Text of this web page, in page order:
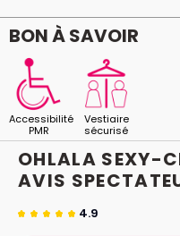
À découvrir
A Savoir :
Pré-show 1h30 avant le
BON À SAVOIR
Accessibilité
PMR
Vestiaire
sécurisé
OHLALA SEXY-
AVIS
4.9